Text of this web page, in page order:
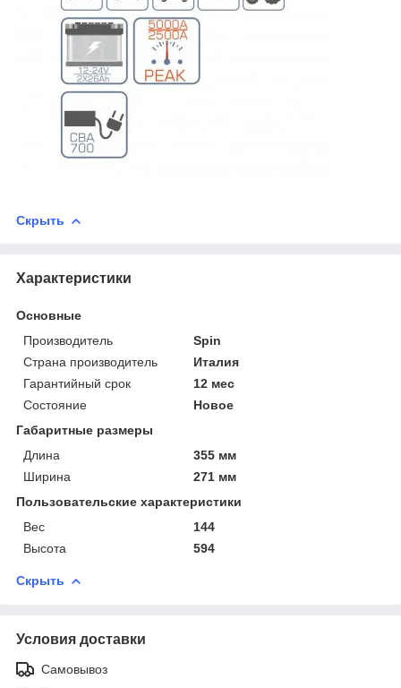
Скрыть
Характеристики
Основные
Производитель
Spin
Страна производитель
Италия
Гарантийный срок
12 мес
Состояние
Новое
Габаритные размеры
Длина
355 мм
Ширина
271 мм
Пользовательские характеристики
Вес
144
Высота
594
Скрыть
Условия доставки
Самовывоз